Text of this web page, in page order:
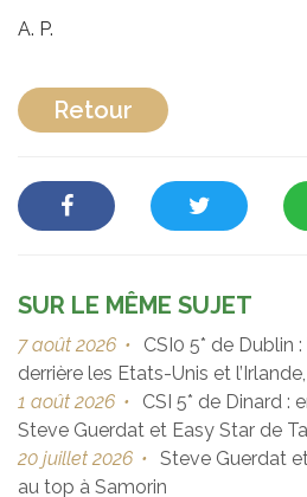
A. P.
Retour
SUR LE MÊME SUJET
7 août 2026 •
CSI0 5* de Dublin
derrière les Etats-Unis et
1 août 2026 •
CSI 5* de Dinard :
Steve Guerdat et Easy Star de
20 juillet 2026 • Steve Guerdat
au top à Samorin